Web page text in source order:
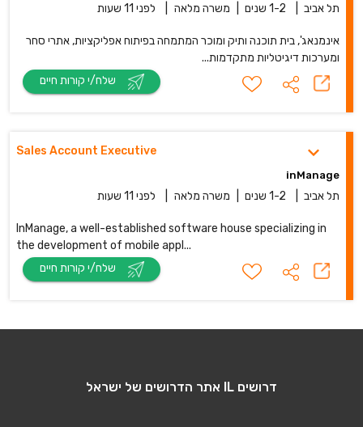
תל אביב 1-2 שנים משרה מלאה לפני 11 שעות
אינמנאג', בית תוכנה ותיק ומוכר המתמחה בפיתוח אפליקציות, אתרי סחר
ומערכות דיגיטליות מתקדמות...
Sales Account Executive
inManage
תל אביב 1-2 שנים משרה מלאה לפני 11 שעות
InManage, a well-established software house specializing in
the development of mobile appl...
דרושים IL אתר הדרושים של ישראל